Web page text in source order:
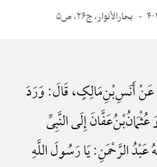
بحارالأنوار، ج۲۶، ص۵
عَنْ أَنَسِ‌بْنِ‌مَالِکٍ، قَالَ: وَرَدَ
إِلَی النَّبِیِّ
عَبْدُ الرَّحْمَنِ: یَا رَسُولَ اللَّهِ